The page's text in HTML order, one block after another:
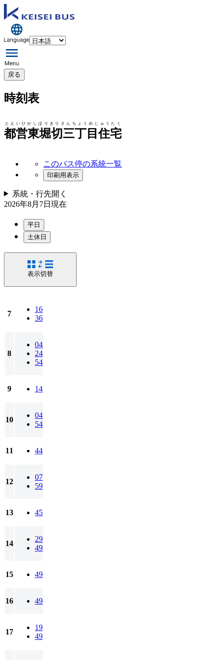
戻る
時刻表
都営東堀切三丁目住宅
とえいひがしほりきりさんちょうめじゅうたく
このバス停の系統一覧
印刷用表示
系統・行先開く
2026年8月7日 現在
平日
土休日
表示切替
7
16
36
8
04
24
54
9 14
10
04
54
11 44
12
07
59
13 45
14
29
49
15 49
16 49
17
19
49